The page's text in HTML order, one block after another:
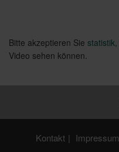
Bitte akzeptieren Sie
Video sehen können.
Kontakt Impressum